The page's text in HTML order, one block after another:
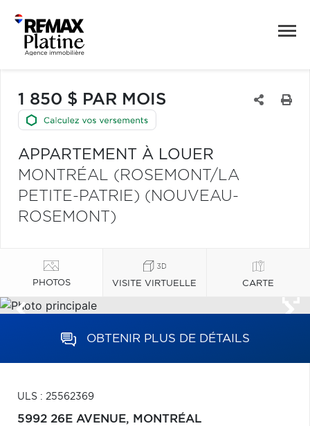
1 850 $ PAR MOIS
APPARTEMENT À LOUER
MONTRÉAL (ROSEMONT/LA
PETITE-PATRIE) (NOUVEAU-
ROSEMONT)
PHOTOS VISITE VIRTUELLE CARTE
OBTENIR PLUS DE DÉTAILS
ULS : 25562369
5992 26E AVENUE, MONTRÉAL